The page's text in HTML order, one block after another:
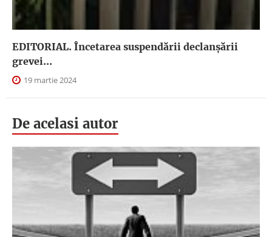
EDITORIAL. Încetarea suspendării declanşării
grevei...
19 martie 2024
De acelasi autor